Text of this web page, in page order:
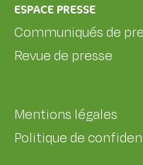
ESPACE PRESSE
Communiqués de
Revue de presse
Mentions légales
Politique de